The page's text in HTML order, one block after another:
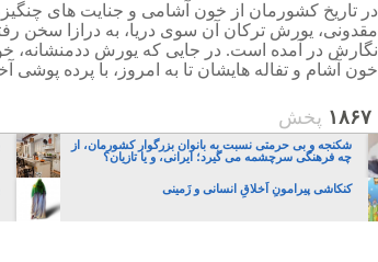
در تاریخ کشورمان از خون آشامی و جنایت های
مقدونی، یورش ترکان آن سوی دریا، به درازا سخن
خون آشام و تفاله هایشان تا به امروز، با پرده پوشی
۱۸۶۷ پخش
شکنجه و بی حرمتی نسبت به بانوان بزرگوار کشورمان، از
چه فرهنگی سرچشمه می گیرد؛ ایرانی، و یا تازیان؟
کنکاشی پیرامونِ اَخلاقِ انسانی و زَمینی